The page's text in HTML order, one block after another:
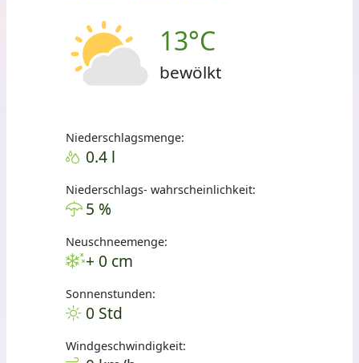
13°C
bewölkt
Niederschlagsmenge:
0.4 l
Niederschlags- wahrscheinlichkeit:
5 %
Neuschneemenge:
+ 0 cm
Sonnenstunden:
0 Std
Windgeschwindigkeit: